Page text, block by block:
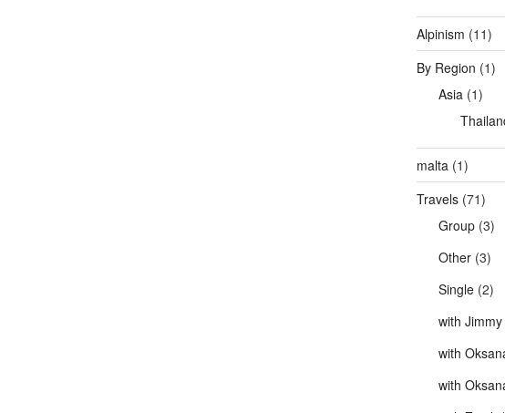
Alpinism (11)
By Region (1)
Asia(1)
malta(1)
Travels(71)
Group(3)
Other(3)
Single(2)
with
with
with